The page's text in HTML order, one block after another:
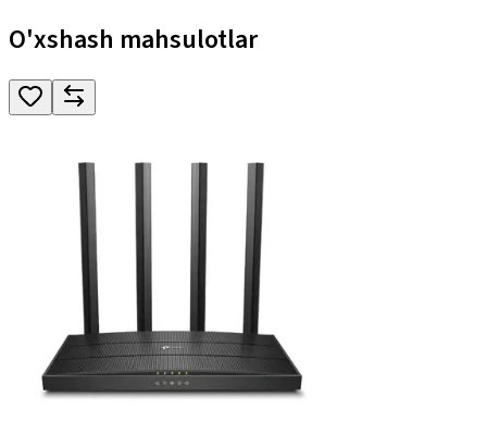
O'xshash mahsulotlar